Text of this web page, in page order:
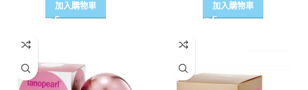
加入購物車 加入購物車